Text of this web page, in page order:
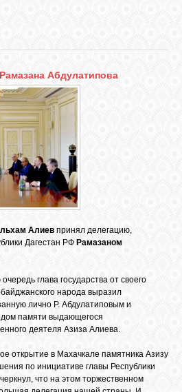
Абдулатипова
Алиев принял делегацию,
Дагестан РФ Рамазаном
глава государства от своего
народа выразил
лично Р. Абдулатиповым и
памяти выдающегося
деятеля Азиза Алиева.
открытие в Махачкале памятника Азизу
по инициативе главы Республики
что на этом торжественном